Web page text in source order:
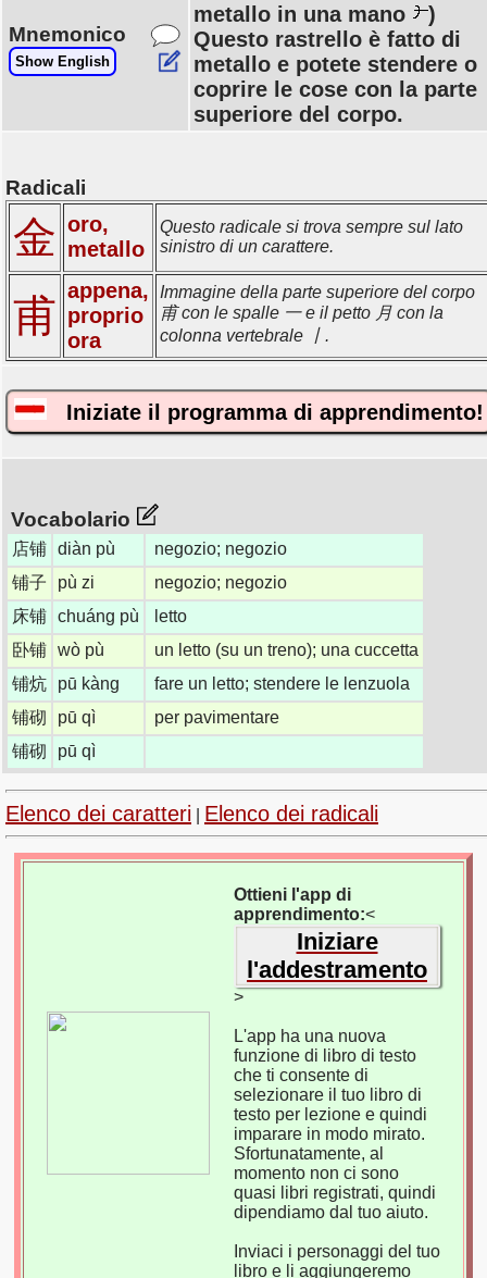
Mnemonico
Show English
metallo in una mano
)
Questo rastrello è fatto di
metallo e potete stendere o
coprire le cose con la parte
superiore del corpo.
Radicali
金 oro,
metallo
Questo radicale si trova sempre sul lato
sinistro di un carattere.
甫
appena,
proprio
ora
Immagine della parte superiore del corpo
甫 con le spalle 一 e il petto 月 con la
colonna vertebrale 丨.
Iniziate il programma di apprendimento!
Vocabolario
店铺 diàn pù
negozio; negozio
铺子
pù zi
negozio; negozio
床铺 chuáng pù
letto
卧铺 wò pù
un letto (su un treno); una cuccetta
铺炕
pū kàng
fare un letto; stendere le lenzuola
铺砌
pū qì
per pavimentare
铺砌
pū qì
Elenco dei caratteri Elenco dei radicali
Ottieni l'app di
apprendimento:<
Iniziare
l'addestramento
>
L'app ha una nuova
funzione di libro di testo
che ti consente di
selezionare il tuo libro di
testo per lezione e quindi
imparare in modo mirato.
Sfortunatamente, al
momento non ci sono
quasi libri registrati, quindi
dipendiamo dal tuo aiuto.
Inviaci i personaggi del tuo
libro e li aggiungeremo